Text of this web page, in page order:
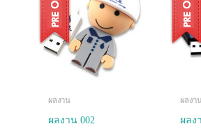
ผลงาน
ผลงาน 002
ผลงา
ผลง